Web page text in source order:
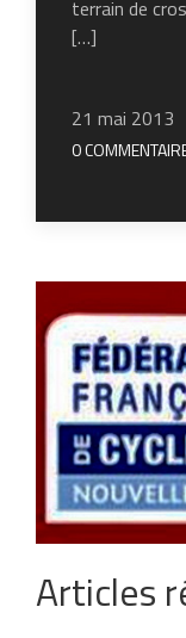
terrain de
[…]
21 mai 2013
0
Articles